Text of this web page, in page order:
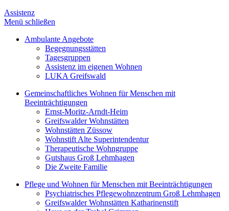
Assistenz
Menü schließen
Ambulante Angebote
Begegnungsstätten
Tagesgruppen
Assistenz im eigenen Wohnen
LUKA Greifswald
Gemeinschaftliches Wohnen für Menschen mit
Beeinträchtigungen
Ernst-Moritz-Arndt-Heim
Greifswalder Wohnstätten
Wohnstätten Züssow
Wohnstift Alte Superintendentur
Therapeutische Wohngruppe
Gutshaus Groß Lehmhagen
Die Zweite Familie
Pflege und Wohnen für Menschen mit Beeinträchtigungen
Psychiatrisches Pflegewohnzentrum Groß Lehmhagen
Greifswalder Wohnstätten Katharinenstift